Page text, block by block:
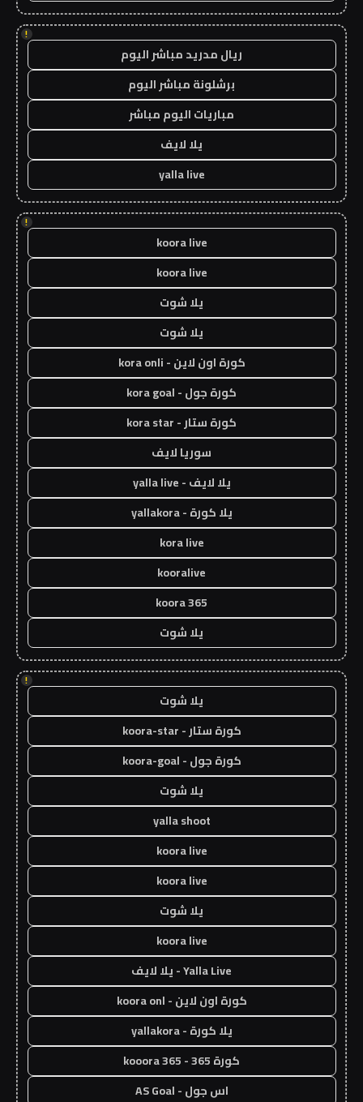
!
ريال مدريد مباشر اليوم
برشلونة مباشر اليوم
مباريات اليوم مباشر
يلا لايف
yalla live
!
koora live
koora live
يلا شوت
يلا شوت
كورة اون لاين - kora onli
كورة جول - kora goal
كورة ستار - kora star
سوريا لايف
يلا لايف - yalla live
يلا كورة - yallakora
kora live
kooralive
koora 365
يلا شوت
!
يلا شوت
كورة ستار - koora-star
كورة جول - koora-goal
يلا شوت
yalla shoot
koora live
koora live
يلا شوت
koora live
Yalla Live - يلا لايف
كورة اون لاين - koora onl
يلا كورة - yallakora
كورة 365 - kooora 365
اس جول - AS Goal